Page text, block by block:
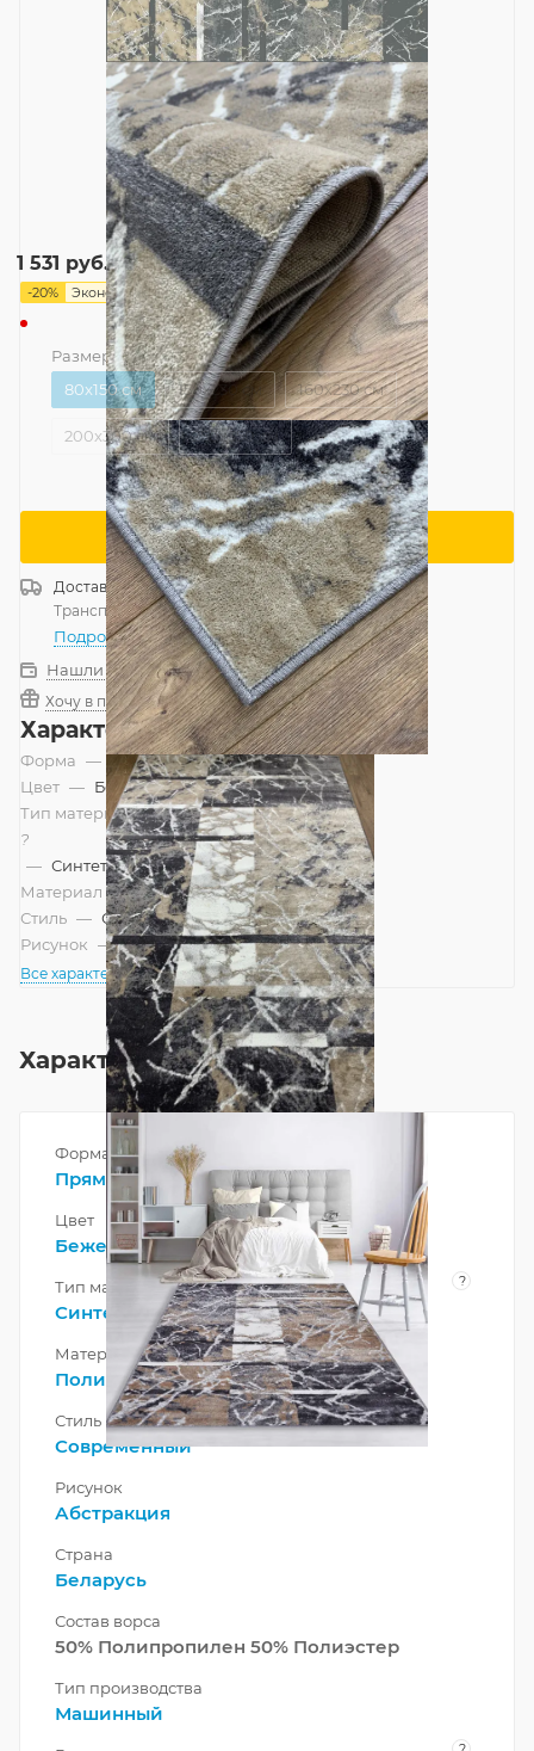
1 531 руб. 1 914руб.
-20% Экономия383руб.
Размер — 80x150 см
80x150 см
150x230 см 160x230 см
200x300 см 250x350 см
Сообщить о поступлении
ДоставкаРоссия
Транспортной компанией—бесплатно
Подробнее
Нашли дешевле?
Хочу в подарок
Характеристики
Форма — Прямоугольник
Цвет — Бежевый, Серый
Тип материала
?
— Синтетический, Смешанный
Материал — Полипропилен
Стиль — Современный
Рисунок — Абстракция
Все характеристики
Характеристики
Форма
Прямоугольник
Цвет
Бежевый,Серый
Тип материала ?
Синтетический,Смешанный
Материал
Полипропилен
Стиль
Современный
Рисунок
Абстракция
Страна
Беларусь
Состав ворса
50% Полипропилен 50% Полиэстер
Тип производства
Машинный